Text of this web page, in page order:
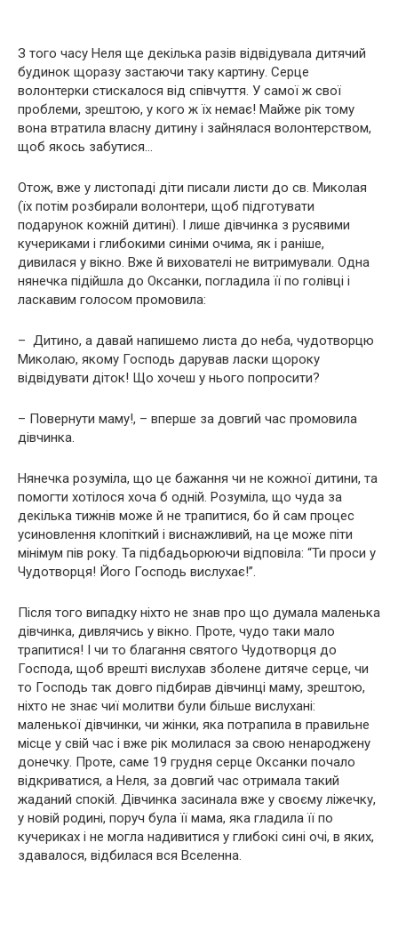
З того часу Неля ще декілька разів відвідувала дитячий
будинок щоразу застаючи таку картину. Серце
волонтерки стискалося від співчуття. У самої ж свої
проблеми, зрештою, у кого ж їх немає! Майже рік тому
вона втратила власну дитину і зайнялася волонтерством,
щоб якось забутися…
Отож, вже у листопаді діти писали листи до св. Миколая
(їх потім розбирали волонтери, щоб підготувати
подарунок кожній дитині). І лише дівчинка з русявими
кучериками і глибокими синіми очима, як і раніше,
дивилася у вікно. Вже й вихователі не витримували. Одна
нянечка підійшла до Оксанки, погладила її по голівці і
ласкавим голосом промовила:
– Дитино, а давай напишемо листа до неба, чудотворцю
Миколаю, якому Господь дарував ласки щороку
відвідувати діток! Що хочеш у нього попросити?
– Повернути маму!, – вперше за довгий час промовила
дівчинка.
Нянечка розуміла, що це бажання чи не кожної дитини, та
помогти хотілося хоча б одній. Розуміла, що чуда за
декілька тижнів може й не трапитися, бо й сам процес
усиновлення клопіткий і виснажливий, на це може піти
мінімум пів року. Та підбадьорюючи відповіла: “Ти проси у
Чудотворця! Його Господь вислухає!”.
Після того випадку ніхто не знав про що думала маленька
дівчинка, дивлячись у вікно. Проте, чудо таки мало
трапитися! І чи то благання святого Чудотворця до
Господа, щоб врешті вислухав зболене дитяче серце, чи
то Господь так довго підбирав дівчинці маму, зрештою,
ніхто не знає чиї молитви були більше вислухані:
маленької дівчинки, чи жінки, яка потрапила в правильне
місце у свій час і вже рік молилася за свою ненароджену
донечку. Проте, саме 19 грудня серце Оксанки почало
відкриватися, а Неля, за довгий час отримала такий
жаданий спокій. Дівчинка засинала вже у своєму ліжечку,
у новій родині, поруч була її мама, яка гладила її по
кучериках і не могла надивитися у глибокі сині очі, в яких,
здавалося, відбилася вся Вселенна.